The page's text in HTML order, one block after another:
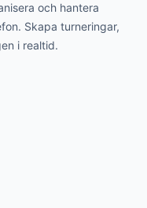
och hantera
Skapa turneringar,
i realtid.